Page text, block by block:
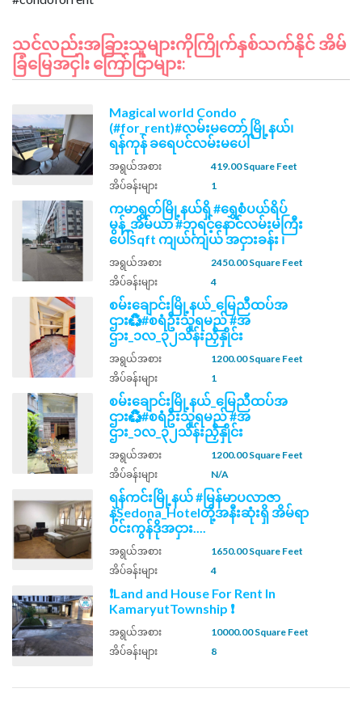
သင်လည်းအခြားသူများကိုကြိုက်နှစ်သက်နိုင် အိမ်
ခြံမြေအငှါး ကြော်ငြာများ:
Magical world Condo
(#for_rent)#လမ်းမတော် မြို့နယ်၊
ရန်ကုန် ခရေပင်လမ်းမပေါ်
အရွယ်အစား
419.00 Square Feet
အိပ်ခန်းများ
1
ကမာရွတ်မြို့နယ်ရှိ #ရွှေစံပယ်ရိပ်
မွန်_အိမ်ယာ #ဘုရင့်နောင်လမ်းမကြီး
ပေါ်Sqft ကျယ်ကျယ် အငှားခန်း ၊
အရွယ်အစား
2450.00 Square Feet
အိပ်ခန်းများ
4
စမ်းချောင်းမြို့နယ်_မြေညီထပ်အ
ဌား♻️#စရံဦးသူရမည် #အ
ဌား_၁လ_၃၂သိန်းညှိနှိုင်း
အရွယ်အစား
1200.00 Square Feet
အိပ်ခန်းများ
1
စမ်းချောင်းမြို့နယ်_မြေညီထပ်အ
ဌား♻️#စရံဦးသူရမည် #အ
ဌား_၁လ_၃၂သိန်းညှိနှိုင်း
အရွယ်အစား
1200.00 Square Feet
အိပ်ခန်းများ
N/A
ရန်ကင်းမြို့နယ် #မြန်မာပလာဇာ
နဲ့Sedona_Hotelတို့အနီးဆုံးရှိ အိမ်ရာ
ဝင်းကွန်ဒိုအငှား....
အရွယ်အစား
1650.00 Square Feet
အိပ်ခန်းများ
4
❗Land and House For Rent In
KamaryutTownship ❗
အရွယ်အစား
10000.00 Square Feet
အိပ်ခန်းများ
8